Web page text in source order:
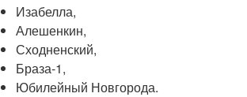
Изабелла,
Алешенкин,
Сходненский,
Браза-1,
Юбилейный Новгорода.